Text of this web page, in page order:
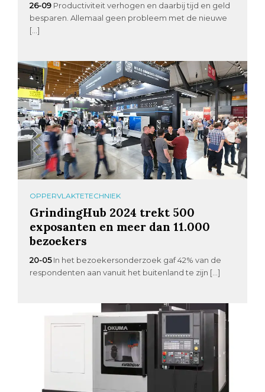
26-09 Productiviteit verhogen en daarbij tijd en geld
besparen. Allemaal geen probleem met de nieuwe
[…]
OPPERVLAKTETECHNIEK
GrindingHub 2024 trekt 500
exposanten en meer dan 11.000
bezoekers
20-05 In het bezoekersonderzoek gaf 42% van de
respondenten aan vanuit het buitenland te zijn […]